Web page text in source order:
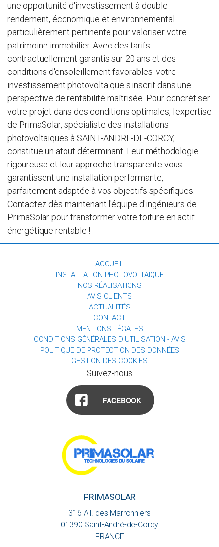
une opportunité d'investissement à double
rendement, économique et environnemental,
particulièrement pertinente pour valoriser votre
patrimoine immobilier. Avec des tarifs
contractuellement garantis sur 20 ans et des
conditions d'ensoleillement favorables, votre
investissement photovoltaïque s'inscrit dans une
perspective de rentabilité maîtrisée. Pour concrétiser
votre projet dans des conditions optimales, l'expertise
de PrimaSolar, spécialiste des installations
photovoltaïques à SAINT-ANDRE-DE-CORCY,
constitue un atout déterminant. Leur méthodologie
rigoureuse et leur approche transparente vous
garantissent une installation performante,
parfaitement adaptée à vos objectifs spécifiques.
Contactez dès maintenant l'équipe d'ingénieurs de
PrimaSolar pour transformer votre toiture en actif
énergétique rentable !
ACCUEIL
INSTALLATION PHOTOVOLTAÏQUE
NOS RÉALISATIONS
AVIS CLIENTS
ACTUALITÉS
CONTACT
MENTIONS LÉGALES
CONDITIONS GÉNÉRALES D'UTILISATION - AVIS
POLITIQUE DE PROTECTION DES DONNÉES
GESTION DES COOKIES
Suivez-nous
FACEBOOK
PRIMASOLAR
316 All. des Marronniers
01390 Saint-André-de-Corcy
FRANCE